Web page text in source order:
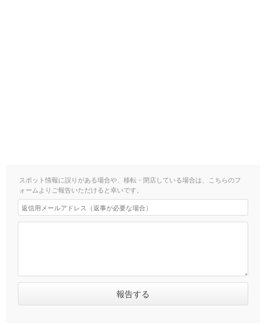
スポット情報に誤りがある場合や、移転・閉店している場合は、こちらのフ
ォームよりご報告いただけると幸いです。